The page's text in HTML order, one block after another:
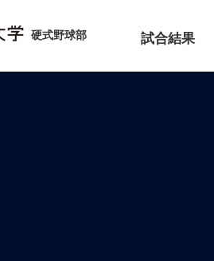
硬式野球部 試合結果